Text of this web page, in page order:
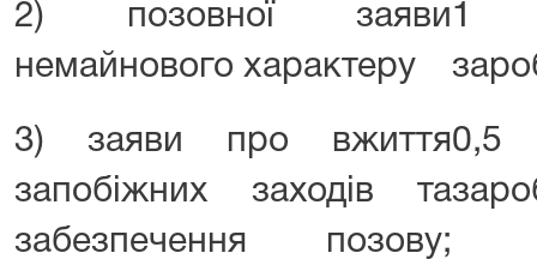
2) позовної заяви
немайнового характеру
1
3) заяви про вжиття
запобіжних заходів та
забезпечення позову;
0,5